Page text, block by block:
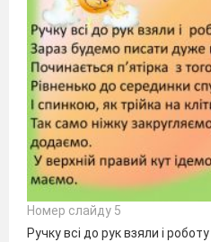
Номер слайду 5
Ручку всі до рук взяли і